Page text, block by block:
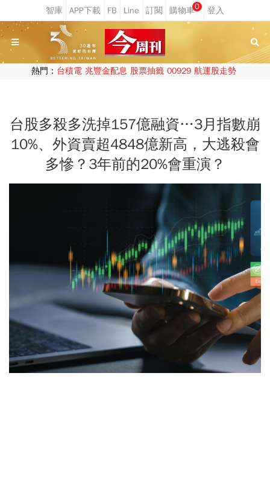
0
熱門： 台積電 兆豐金配息 股票抽籤 00929 航運股走勢
台股多殺多洗掉157億融資…3月指數崩
10%、外資賣超4848億新高，大逃殺會
多慘？3年前的20%會重演？